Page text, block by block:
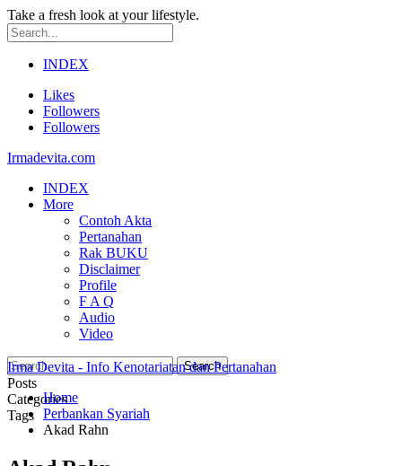
Take a fresh look at your lifestyle.
INDEX
Likes
Followers
Followers
Irmadevita.com
INDEX
More
Contoh Akta
Pertanahan
Rak BUKU
Disclaimer
Profile
F A Q
Audio
Video
Posts
Categories
Tags
Irma Devita - Info Kenotariatan dan Pertanahan
Home
Perbankan Syariah
Akad Rahn